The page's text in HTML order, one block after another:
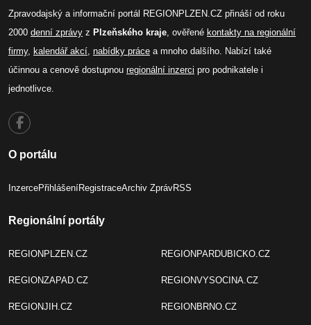
Zpravodajský a informační portál REGIONPLZEN.CZ přináší od roku
2000 denní zprávy z Plzeňského kraje, ověřené kontakty na regionální
firmy, kalendář akcí, nabídky práce a mnoho dalšího. Nabízí také
účinnou a cenově dostupnou regionální inzerci pro podnikatele i
jednotlivce.
O portálu
InzercePřihlášeníRegistraceArchiv ZprávRSS
Regionální portály
REGIONPLZEN.CZ
REGIONZAPAD.CZ
REGIONJIH.CZ
REGIONPARDUBICKO.CZ
REGIONVYSOCINA.CZ
REGIONBRNO.CZ